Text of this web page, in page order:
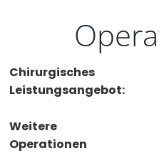
Chirurgisches
Leistungsangebot:
Weitere
Operationen